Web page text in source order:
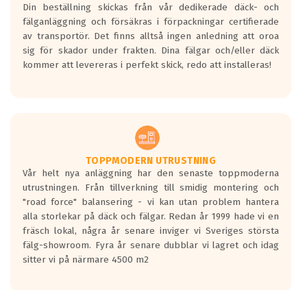
Din beställning skickas från vår dedikerade däck- och
fälganläggning och försäkras i förpackningar certifierade
av transportör. Det finns alltså ingen anledning att oroa
sig för skador under frakten. Dina fälgar och/eller däck
kommer att levereras i perfekt skick, redo att installeras!
TOPPMODERN UTRUSTNING
Vår helt nya anläggning har den senaste toppmoderna
utrustningen. Från tillverkning till smidig montering och
"road force" balansering - vi kan utan problem hantera
alla storlekar på däck och fälgar. Redan år 1999 hade vi en
fräsch lokal, några år senare inviger vi Sveriges största
fälg-showroom. Fyra år senare dubblar vi lagret och idag
sitter vi på närmare 4500 m2